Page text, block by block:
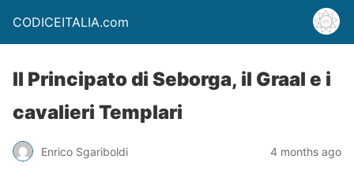
CODICEITALIA.com
Il Principato di Seborga, il Graal e i
cavalieri Templari
Enrico Sgariboldi 4 months ago